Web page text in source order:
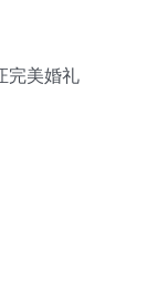
完美婚礼